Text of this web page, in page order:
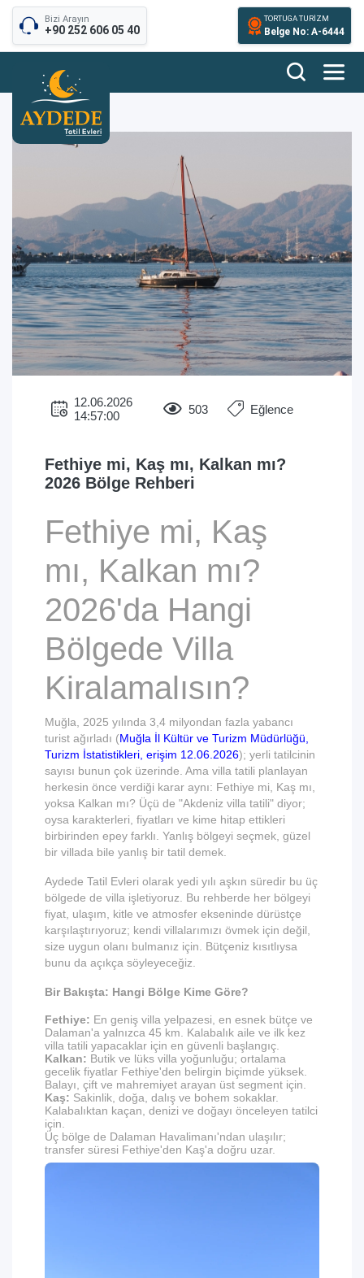
Bizi Arayın
+90 252 606 05 40
TORTUGA TURİZM
Belge No: A-6444
12.06.2026
14:57:00
503 Eğlence
Fethiye mi, Kaş mı, Kalkan mı?
2026 Bölge Rehberi
Fethiye mi, Kaş
mı, Kalkan mı?
2026'da Hangi
Bölgede Villa
Kiralamalısın?
Muğla, 2025 yılında 3,4 milyondan fazla yabancı
turist ağırladı (Muğla İl Kültür ve Turizm Müdürlüğü,
Turizm İstatistikleri, erişim 12.06.2026); yerli tatilcinin
sayısı bunun çok üzerinde. Ama villa tatili planlayan
herkesin önce verdiği karar aynı: Fethiye mi, Kaş mı,
yoksa Kalkan mı? Üçü de "Akdeniz villa tatili" diyor;
oysa karakterleri, fiyatları ve kime hitap ettikleri
birbirinden epey farklı. Yanlış bölgeyi seçmek, güzel
bir villada bile yanlış bir tatil demek.
Aydede Tatil Evleri olarak yedi yılı aşkın süredir bu üç
bölgede de villa işletiyoruz. Bu rehberde her bölgeyi
fiyat, ulaşım, kitle ve atmosfer ekseninde dürüstçe
karşılaştırıyoruz; kendi villalarımızı övmek için değil,
size uygun olanı bulmanız için. Bütçeniz kısıtlıysa
bunu da açıkça söyleyeceğiz.
Bir Bakışta: Hangi Bölge Kime Göre?
Fethiye: En geniş villa yelpazesi, en esnek bütçe ve
Dalaman'a yalnızca 45 km. Kalabalık aile ve ilk kez
villa tatili yapacaklar için en güvenli başlangıç.
Kalkan: Butik ve lüks villa yoğunluğu; ortalama
gecelik fiyatlar Fethiye'den belirgin biçimde yüksek.
Balayı, çift ve mahremiyet arayan üst segment için.
Kaş: Sakinlik, doğa, dalış ve bohem sokaklar.
Kalabalıktan kaçan, denizi ve doğayı önceleyen tatilci
için.
Üç bölge de Dalaman Havalimanı'ndan ulaşılır;
transfer süresi Fethiye'den Kaş'a doğru uzar.